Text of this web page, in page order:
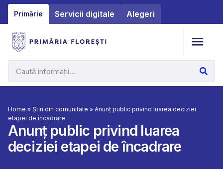
Primărie Servicii digitale Alegeri
Home » Știri din comunitate » Anunț public privind luarea deciziei
etapei de încadrare
Anunț public privind luarea
deciziei etapei de încadrare